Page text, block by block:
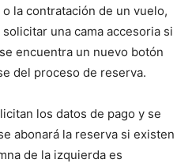
la contratación de un vuelo,
una cama accesoria si
encuentra un nuevo botón
del proceso de reserva.
los datos de pago y se
abonará la reserva si existen
de la izquierda es